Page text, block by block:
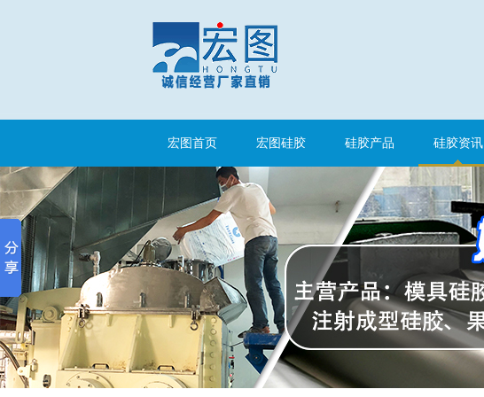
宏图首页 宏图硅胶 硅胶产品 硅胶资讯
高效过滤器液槽胶
果冻胶